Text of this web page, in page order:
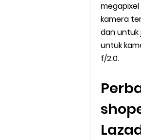
kamera
dan untuk
untuk
f/2.0.